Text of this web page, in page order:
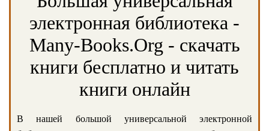
электронная библиотека -
Many-Books.Org - скачать
книги бесплатно и читать
книги онлайн
В нашей большой универсальной электронной